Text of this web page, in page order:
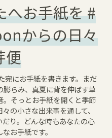
へお手紙を #
からの日々
便
宛にお手紙を書きます。まだ
らみ、真夏に背を伸ばす草
そっとお手紙を開くと季節
の小さな出来事を通して、
り。どんな時もあなたの心
お手紙です。